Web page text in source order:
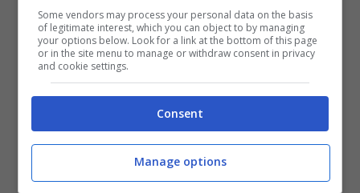
Some vendors may process your personal data on the basis
of legitimate interest, which you can object to by managing
your options below. Look for a link at the bottom of this page
or in the site menu to manage or withdraw consent in privacy
and cookie settings.
Consent
Manage options